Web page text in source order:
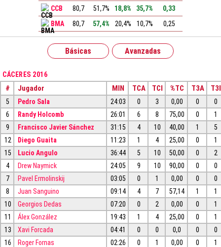
CCB 80,7 51,7% 18,8% 35,7%
0,33
BMA
80,7 57,4% 20,4% 10,7% 0,25
Básicas Avanzadas
CÁCERES 2016
# Jugador MIN TCA TCI %TC T3A T3I
5 Pedro Sala 24:03 0 3 0,00 0
0
6
Randy Holcomb 26:01 6 8 75,00 0
1
9
Francisco Javier Sánchez 31:15 4 10 40,00 1
5
12
Diego Guaita 11:23 1 4 25,00 0
1
15
Lucio Angulo 36:44 5 10 50,00 0
2
4
Drew Naymick 24:05 9 10 90,00 0
0
7
Pavel Ermolinskij 03:05 0 1 0,00 0
0
8
Juan Sanguino 09:14 4 7 57,14 1
1
10
Georgios Dedas 07:20 0 2 0,00 0
1
11
Álex González 19:43 1 4 25,00 0
1
13
Xavi Forcada 04:41 0 0 0,0 0
0
16
Roger Fornas 02:26 0 1 0,00 0
1